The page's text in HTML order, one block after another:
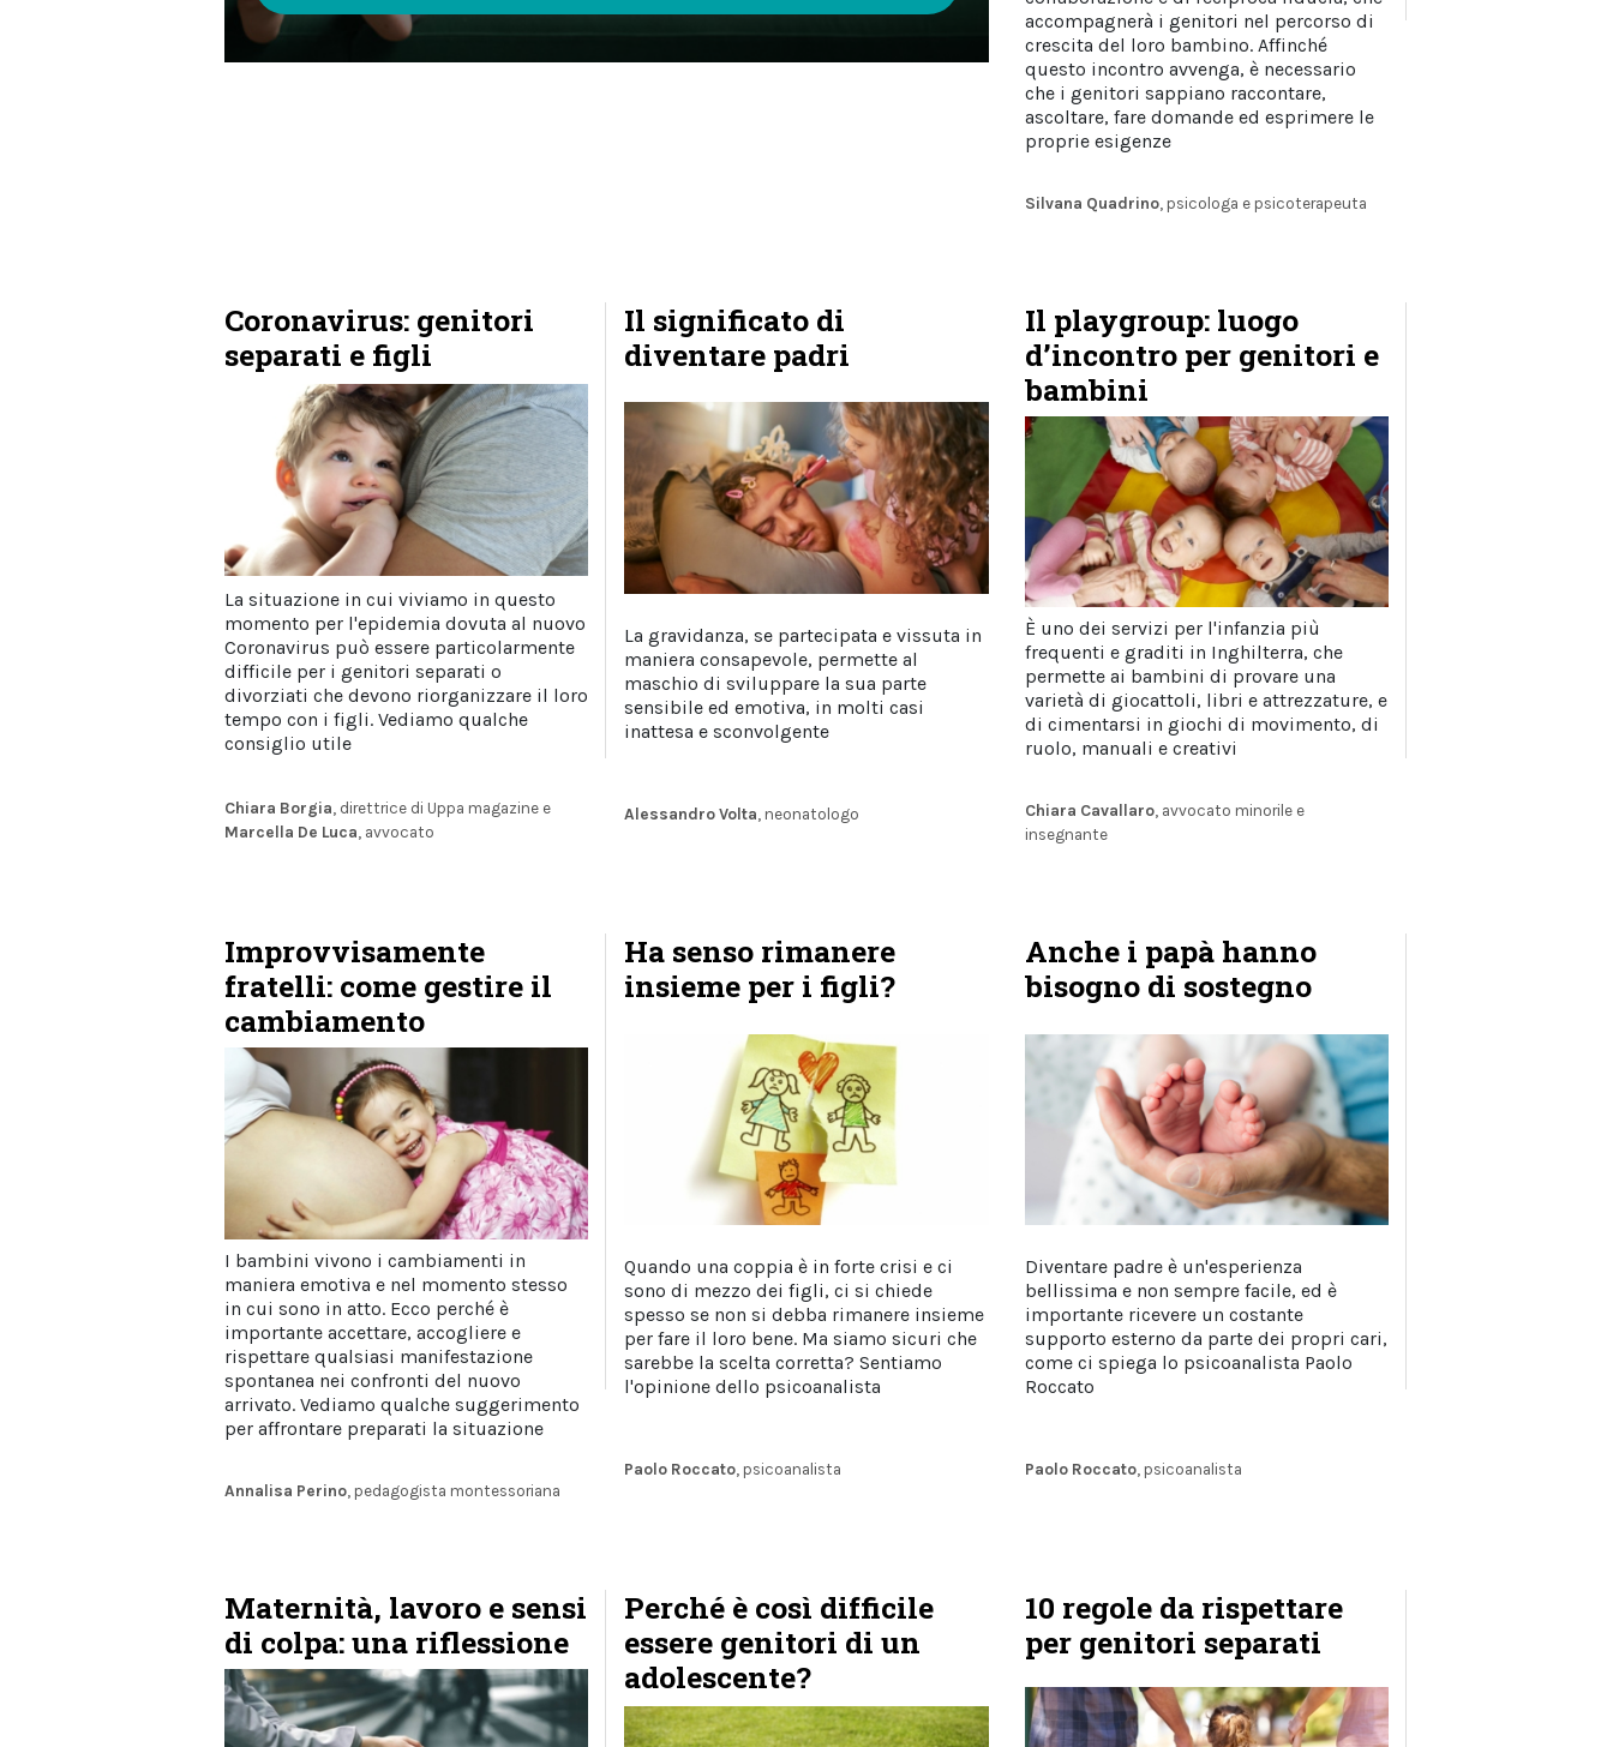
Silvana Quadrino, psicologa e psicoterapeuta
accompagnerà i genitori nel percorso di
crescita del loro bambino. Affinché
questo incontro avvenga, è necessario
che i genitori sappiano raccontare,
ascoltare, fare domande ed esprimere le
proprie esigenze
Coronavirus: genitori
separati e figli
Chiara Borgia, direttrice di Uppa magazine e
Marcella De Luca, avvocato
La situazione in cui viviamo in questo
momento per l'epidemia dovuta al nuovo
Coronavirus può essere particolarmente
difficile per i genitori separati o
divorziati che devono riorganizzare il loro
tempo con i figli. Vediamo qualche
consiglio utile
Il significato di
diventare padri
Alessandro Volta, neonatologo
La gravidanza, se partecipata e vissuta in
maniera consapevole, permette al
maschio di sviluppare la sua parte
sensibile ed emotiva, in molti casi
inattesa e sconvolgente
Il playgroup: luogo
d’incontro per genitori e
bambini
Chiara Cavallaro, avvocato minorile e
insegnante
È uno dei servizi per l'infanzia più
frequenti e graditi in Inghilterra, che
permette ai bambini di provare una
varietà di giocattoli, libri e attrezzature, e
di cimentarsi in giochi di movimento, di
ruolo, manuali e creativi
Improvvisamente
fratelli: come gestire il
cambiamento
Annalisa Perino , pedagogista montessoriana
I bambini vivono i cambiamenti in
maniera emotiva e nel momento stesso
in cui sono in atto. Ecco perché è
importante accettare, accogliere e
rispettare qualsiasi manifestazione
spontanea nei confronti del nuovo
arrivato. Vediamo qualche suggerimento
per affrontare preparati la situazione
Ha senso rimanere
insieme per i figli?
Paolo Roccato, psicoanalista
Quando una coppia è in forte crisi e ci
sono di mezzo dei figli, ci si chiede
spesso se non si debba rimanere insieme
per fare il loro bene. Ma siamo sicuri che
sarebbe la scelta corretta? Sentiamo
l'opinione dello psicoanalista
Anche i papà hanno
bisogno di sostegno
Paolo Roccato, psicoanalista
Diventare padre è un'esperienza
bellissima e non sempre facile, ed è
importante ricevere un costante
supporto esterno da parte dei propri cari,
come ci spiega lo psicoanalista Paolo
Roccato
Maternità, lavoro e sensi
di colpa: una riflessione
Perché è così difficile
essere genitori di un
adolescente?
10 regole da rispettare
per genitori separati